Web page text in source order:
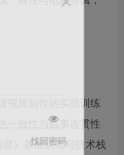
视频制作的实战训练
一致性与叙事连贯性
）基础认知与技术栈
找回密码